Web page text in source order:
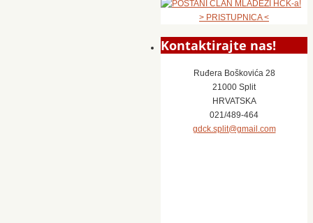
> PRISTUPNICA <
Kontaktirajte nas!
Ruđera Boškovića 28
21000 Split
HRVATSKA
021/489-464
gdck.split@gmail.com